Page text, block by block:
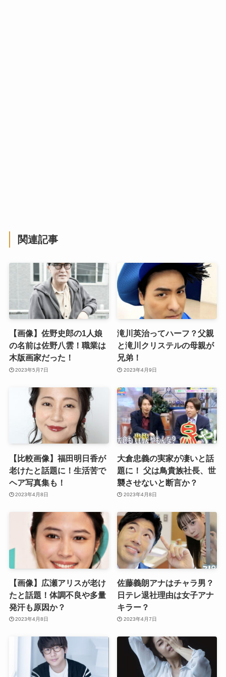
関連記事
【画像】佐野史郎の1人娘
の名前は佐野八雲！職業は
木版画家だった！
2023年5月7日
滝川英治ってハーフ？父親
と滝川クリステルの母親が
兄弟！
2023年4月9日
【比較画像】福田明日香が
老けたと話題に！生活苦で
ヘア写真集も！
2023年4月8日
大倉忠義の実家が凄いと話
題に！ 父は鳥貴族社長、世
襲させないと断言か？
2023年4月8日
【画像】広瀬アリスが老け
たと話題！体調不良や多量
発汗も原因か？
2023年4月8日
佐藤義朗アナはチャラ男？
日テレ退社理由は女子アナ
キラー？
2023年4月7日